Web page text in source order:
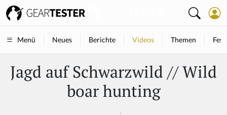
Menü Neues Berichte Videos Themen
Jagd auf Schwarzwild // Wild
boar hunting